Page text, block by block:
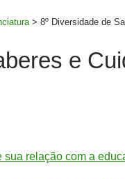
> 8º Diversidade de
e
relação com a